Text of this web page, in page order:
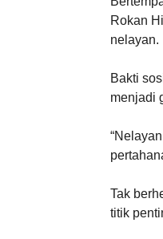
Rokan
nelayan.
Bakti
menjadi
Tak
titik